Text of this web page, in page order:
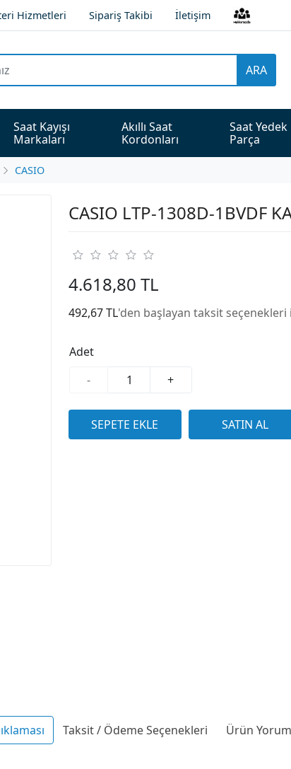
Hizmetleri Sipariş Takibi İletişim
ARA
Saat Kayışı
Markaları
Akıllı Saat
Kordonları
Saat Yedek
Parça
CASIO
CASIO LTP-1308D-1BVDF
4.618,80 TL
492,67 TL'den başlayan taksit seçenekleri
Adet
-
+
Taksit / Ödeme Seçenekleri Ürün